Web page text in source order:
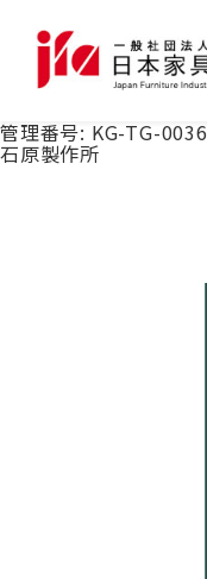
管理番号: KG-TG-0036
石原製作所